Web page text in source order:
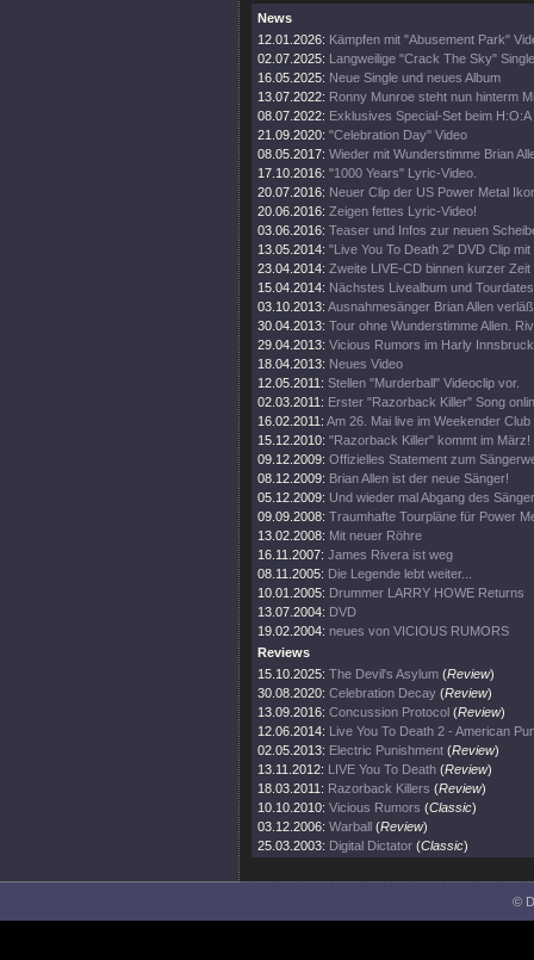
News
12.01.2026: Kämpfen mit "Abusement Park"
02.07.2025: Langweilige "Crack The Sky"
16.05.2025: Neue Single und neues Album
13.07.2022: Ronny Munroe steht nun hinterm
08.07.2022: Exklusives Special-Set beim H:O:A
21.09.2020: "Celebration Day" Video
08.05.2017: Wieder mit Wunderstimme Brian
17.10.2016: "1000 Years" Lyric-Video.
20.07.2016: Neuer Clip der US Power Metal
20.06.2016: Zeigen fettes Lyric-Video!
03.06.2016: Teaser und Infos zur neuen
13.05.2014: "Live You To Death 2" DVD Clip
23.04.2014: Zweite LIVE-CD binnen kurzer Zeit
15.04.2014: Nächstes Livealbum und
03.10.2013: Ausnahmesänger Brian Allen
30.04.2013: Tour ohne Wunderstimme Allen.
29.04.2013: Vicious Rumors im Harly
18.04.2013: Neues Video
12.05.2011: Stellen "Murderball" Videoclip vor.
02.03.2011: Erster "Razorback Killer" Song
16.02.2011: Am 26. Mai live im Weekender
15.12.2010: "Razorback Killer" kommt im März!
09.12.2009: Offizielles Statement zum
08.12.2009: Brian Allen ist der neue Sänger!
05.12.2009: Und wieder mal Abgang des
09.09.2008: Traumhafte Tourpläne für Power
13.02.2008: Mit neuer Röhre
16.11.2007: James Rivera ist weg
08.11.2005: Die Legende lebt weiter...
10.01.2005: Drummer LARRY HOWE Returns
13.07.2004: DVD
19.02.2004: neues von VICIOUS RUMORS
Reviews
15.10.2025: The Devil's Asylum (Review)
30.08.2020: Celebration Decay (Review)
13.09.2016: Concussion Protocol (Review)
12.06.2014: Live You To Death 2 - American
02.05.2013: Electric Punishment (Review)
13.11.2012: LIVE You To Death (Review)
18.03.2011: Razorback Killers (Review)
10.10.2010: Vicious Rumors (Classic)
03.12.2006: Warball (Review)
25.03.2003: Digital Dictator (Classic)
©